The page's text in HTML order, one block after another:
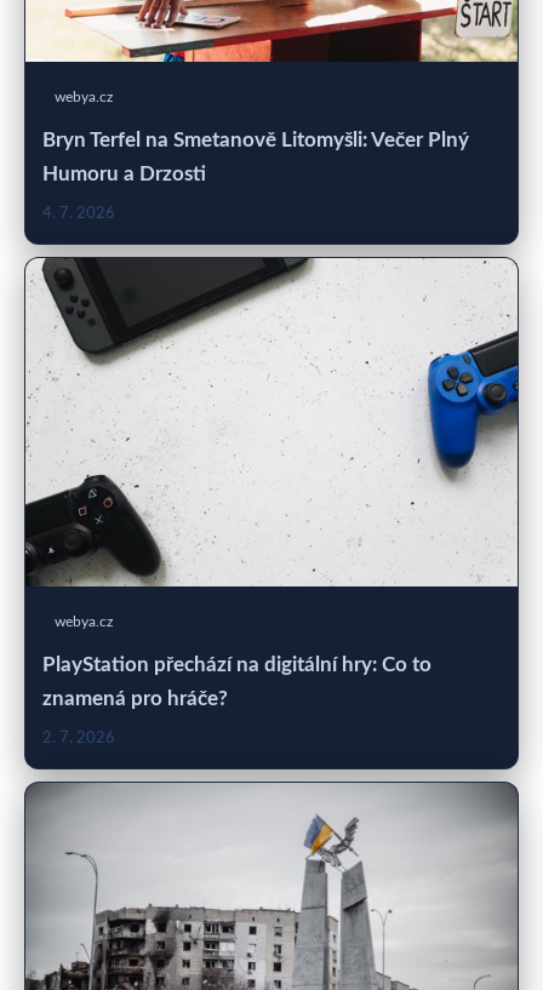
webya.cz
Bryn Terfel na Smetanově Litomyšli: Večer Plný
Humoru a Drzosti
4. 7. 2026
webya.cz
PlayStation přechází na digitální hry: Co to
znamená pro hráče?
2. 7. 2026